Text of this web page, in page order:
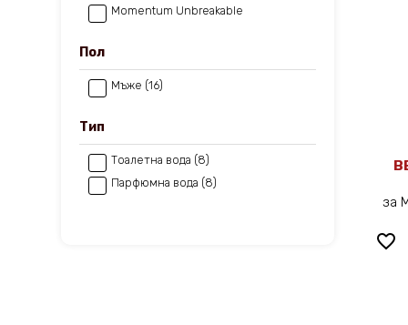
Momentum Unbreakable
Пол
Мъже (16)
Тип
Тоалетна вода (8)
Парфюмна вода (8)
favorite_border
за